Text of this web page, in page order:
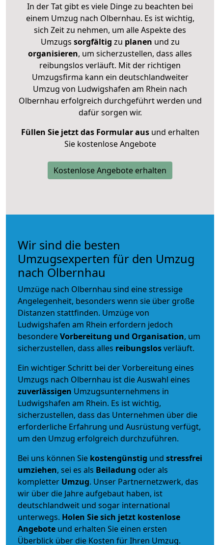
In der Tat gibt es viele Dinge zu beachten bei
einem Umzug nach Olbernhau. Es ist wichtig,
sich Zeit zu nehmen, um alle Aspekte des
Umzugs sorgfältig zu planen und zu
organisieren, um sicherzustellen, dass alles
reibungslos verläuft. Mit der richtigen
Umzugsfirma kann ein deutschlandweiter
Umzug von Ludwigshafen am Rhein nach
Olbernhau erfolgreich durchgeführt werden und
dafür sorgen wir.
Füllen Sie jetzt das Formular ausund erhalten
Sie kostenlose Angebote
Kostenlose Angebote erhalten
Wir sind die besten
Umzugsexperten für den Umzug
nach Olbernhau
Umzüge nach Olbernhau sind eine stressige
Angelegenheit, besonders wenn sie über große
Distanzen stattfinden. Umzüge von
Ludwigshafen am Rhein erfordern jedoch
besondereVorbereitung und Organisation, um
sicherzustellen, dass alles reibungslosverläuft.
Ein wichtiger Schritt bei der Vorbereitung eines
Umzugs nach Olbernhau ist die Auswahl eines
zuverlässigen Umzugsunternehmens in
Ludwigshafen am Rhein. Es ist wichtig,
sicherzustellen, dass das Unternehmen über die
erforderliche Erfahrung und Ausrüstung verfügt,
um den Umzug erfolgreich durchzuführen.
Bei uns können Sie kostengünstig und stressfrei
umziehen, sei es als Beiladung oder als
kompletter Umzug. Unser Partnernetzwerk, das
wir über die Jahre aufgebaut haben, ist
deutschlandweit und sogar international
unterwegs. Holen Sie sich jetzt kostenlose
Angebote und erhalten Sie einen ersten
Überblick über die Kosten für Ihren Umzug.